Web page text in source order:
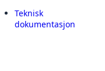
Teknisk
dokumentasjon